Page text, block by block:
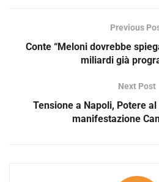
Previous
Conte “Meloni dovrebbe
miliardi già
Next Post
Tensione a Napoli, Potere
manifestazione